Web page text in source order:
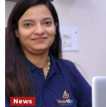
News